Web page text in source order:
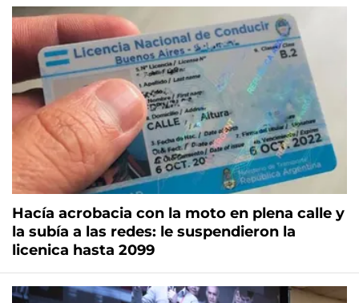
Hacía acrobacia con la moto en plena calle y
la subía a las redes: le suspendieron la
licenica hasta 2099